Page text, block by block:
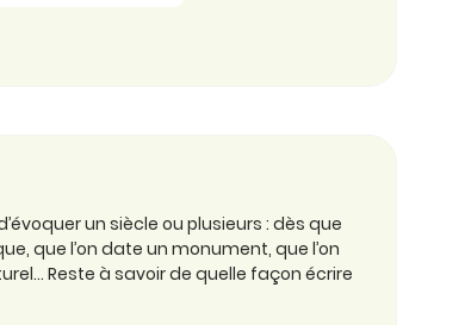
un siècle ou plusieurs : dès que
que l’on date un monument, que l’on
Reste à savoir de quelle façon écrire